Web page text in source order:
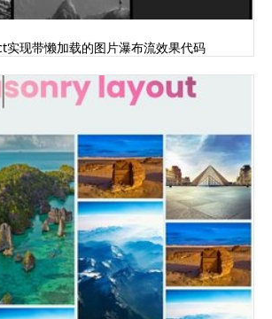
现带懒加载的图片瀑布流效果代码